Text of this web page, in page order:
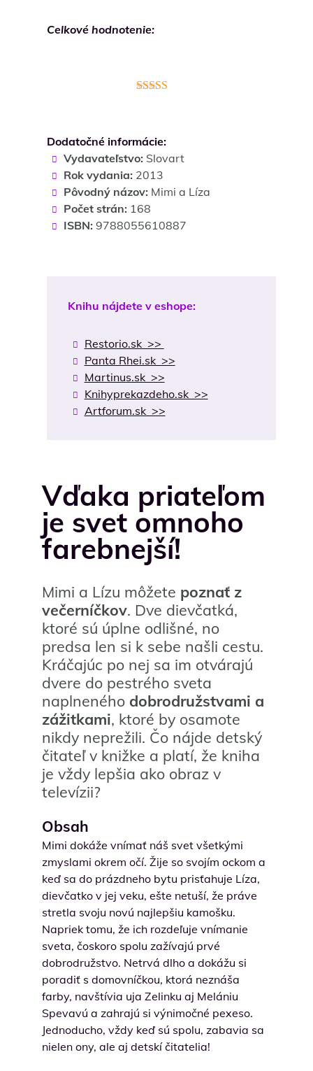
Celkové hodnotenie:
Dodatočné informácie:
Vydavateľstvo:Slovart
Rok vydania:2013
Pôvodný názov: Mimi a Líza
Počet strán: 168
ISBN: 9788055610887
Knihu nájdete v eshope:
Restorio.sk >>
Panta Rhei.sk >>
Martinus.sk >>
Knihyprekazdeho.sk >>
Artforum.sk >>
Vďaka priateľom
je svet omnoho
farebnejší!
Mimi a Lízu môžete poznať z
večerníčkov. Dve dievčatká,
ktoré sú úplne odlišné, no
predsa len si k sebe našli cestu.
Kráčajúc po nej sa im otvárajú
dvere do pestrého sveta
naplneného dobrodružstvami a
zážitkami, ktoré by osamote
nikdy neprežili. Čo nájde detský
čitateľ v knižke a platí, že kniha
je vždy lepšia ako obraz v
televízii?
Obsah
Mimi dokáže vnímať náš svet všetkými
zmyslami okrem očí. Žije so svojím ockom a
keď sa do prázdneho bytu prisťahuje Líza,
dievčatko v jej veku, ešte netuší, že práve
stretla svoju novú najlepšiu kamošku.
Napriek tomu, že ich rozdeľuje vnímanie
sveta, čoskoro spolu zažívajú prvé
dobrodružstvo. Netrvá dlho a dokážu si
poradiť s domovníčkou, ktorá neznáša
farby, navštívia uja Zelinku aj Melániu
Spevavú a zahrajú si výnimočné pexeso.
Jednoducho, vždy keď sú spolu, zabavia sa
nielen ony, ale aj detskí čitatelia!